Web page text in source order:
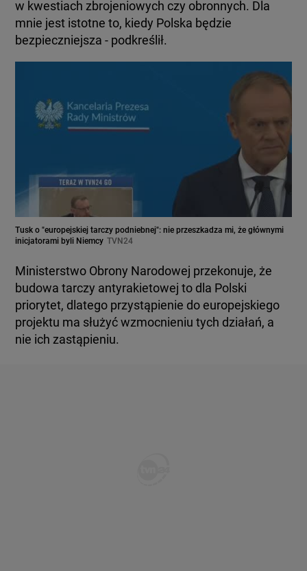
w kwestiach zbrojeniowych czy obronnych. Dla
mnie jest istotne to, kiedy Polska będzie
bezpieczniejsza - podkreślił.
Tusk o "europejskiej tarczy podniebnej": nie przeszkadza mi, że głównymi
inicjatorami byli Niemcy TVN24
Ministerstwo Obrony Narodowej przekonuje, że
budowa tarczy antyrakietowej to dla Polski
priorytet, dlatego przystąpienie do europejskiego
projektu ma służyć wzmocnieniu tych działań, a
nie ich zastąpieniu.